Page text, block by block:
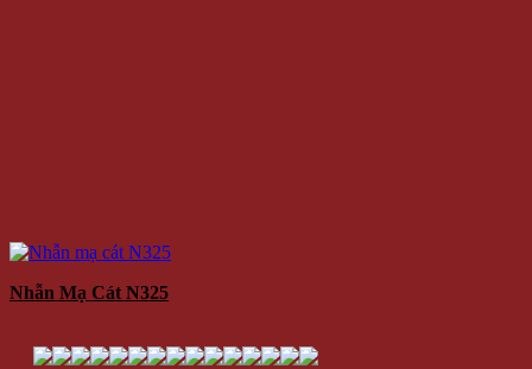
Nhẫn Mạ Cát N325